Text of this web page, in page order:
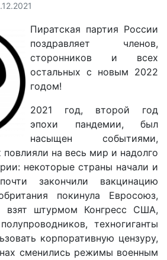
Пиратская партия России
поздравляет членов,
сторонников и всех
остальных с новым 2022
годом!
2021 год, второй год
эпохи пандемии, был
насыщен событиями,
на весь мир и надолго
некоторые страны начали и
закончили вакцинацию
покинула Евросоюз,
взят штурмом Конгресс США,
техногиганты
корпоративную цензуру,
сменились режимы военным